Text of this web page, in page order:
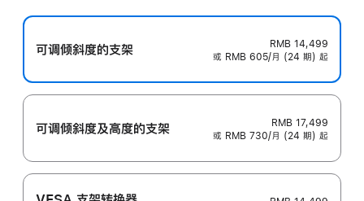
可调倾斜度的支架
RMB 14,499
或 RMB 605/月 (24 期) 起
可调倾斜度及高‍度的支‍架
RMB 17,499
或 RMB 730/月 (24 期) 起